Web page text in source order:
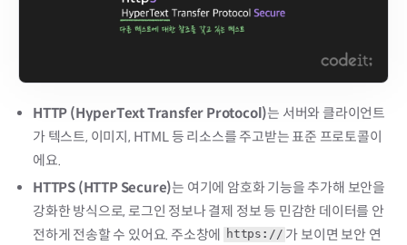
HTTP (HyperText Transfer Protocol)는 서버와 클라이언트
가 텍스트, 이미지, HTML 등 리소스를 주고받는 표준 프로토콜이
에요.
HTTPS (HTTP Secure)는 여기에 암호화 기능을 추가해 보안을
강화한 방식으로, 로그인 정보나 결제 정보 등 민감한 데이터를 안
전하게 전송할 수 있어요. 주소창에
https:// 가 보이면 보안 연